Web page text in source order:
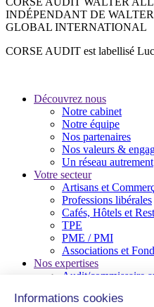
INDÉPENDANT DE
GLOBAL INTERNATIONAL
CORSE AUDIT est labellisé
Découvrez nous
Notre cabinet
Notre équipe
Nos partenaires
Nos valeurs &
Un réseau autrement
Votre secteur
Artisans et
Professions libérales
Cafés, Hôtels et
TPE
PME / PMI
Associations et
Nos expertises
Audit/commissaire
Social